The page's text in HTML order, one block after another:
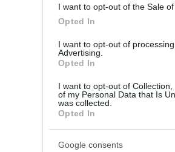
I want to opt-out of the Sale
Opted In
I want to opt-out of
Advertising.
Opted In
I want to opt-out of
of my Personal Data that Is
was collected.
Opted In
Google consents